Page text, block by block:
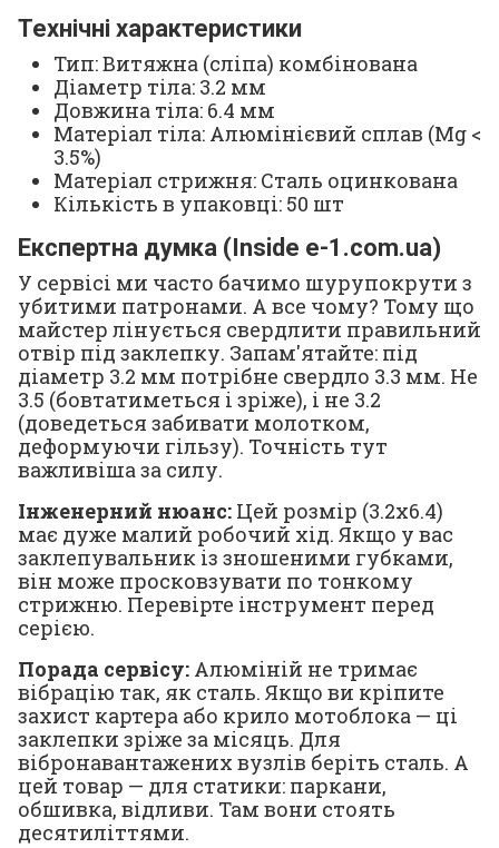
Технічні характеристики
Тип: Витяжна (сліпа) комбінована
Діаметр тіла: 3.2 мм
Довжина тіла: 6.4 мм
Матеріал тіла: Алюмінієвий сплав (Mg <
3.5%)
Матеріал стрижня: Сталь оцинкована
Кількість в упаковці: 50 шт
Експертна думка (Inside e-1.com.ua)
У сервісі ми часто бачимо шурупокрути з
убитими патронами. А все чому? Тому що
майстер лінується свердлити правильний
отвір під заклепку. Запам'ятайте: під
діаметр 3.2 мм потрібне свердло 3.3 мм. Не
3.5 (бовтатиметься і зріже), і не 3.2
(доведеться забивати молотком,
деформуючи гільзу). Точність тут
важливіша за силу.
Інженерний нюанс: Цей розмір (3.2x6.4)
має дуже малий робочий хід. Якщо у вас
заклепувальник із зношеними губками,
він може просковзувати по тонкому
стрижню. Перевірте інструмент перед
серією.
Порада сервісу: Алюміній не тримає
вібрацію так, як сталь. Якщо ви кріпите
захист картера або крило мотоблока — ці
заклепки зріже за місяць. Для
вібронавантажених вузлів беріть сталь. А
цей товар — для статики: паркани,
обшивка, відливи. Там вони стоять
десятиліттями.